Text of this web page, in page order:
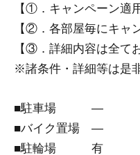
【①．キャンペーン適
【②．各部屋毎にキャ
【③．詳細内容は全て
※諸条件・詳細等は是
■駐車場 ―
■バイク置場 ―
■駐輪場 有